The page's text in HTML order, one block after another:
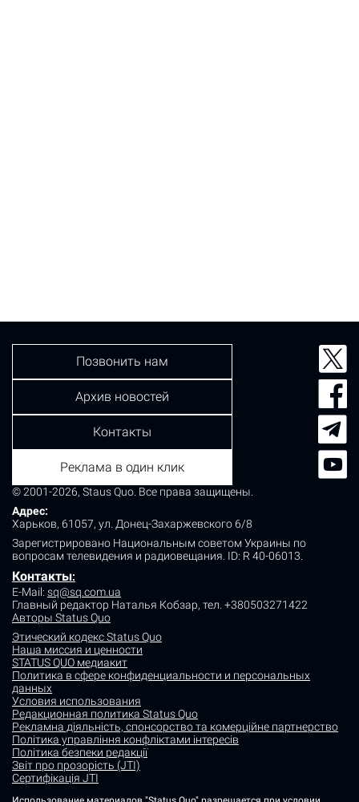
© 2001-2026, Staus Quo. Все права защищены.
Адрес:
Харьков, 61057, ул. Донец-Захаржевского 6/8
Зарегистрировано Национальным советом Украины по
вопросам телевидения и радиовещания. ID: R 40-06013.
Контакты:
E-Mail: sq@sq.com.ua
Главный редактор Наталья Кобзар, тел. +380503271422
Авторы Status Quo
Этический кодекс Status Quo
Наша миссия и ценности
STATUS QUO медиакит
Политика в сфере конфиденциальности и персональных
данных
Условия использования
Редакционная политика Status Quo
Рекламна діяльність, спонсорство та комерційне партнерство
Політика управління конфліктами інтересів
Політика безпеки редакції
Звіт про прозорість (JTI)
Сертифікація JTI
Позвонить нам
Архив новостей
Контакты
Реклама в один клик